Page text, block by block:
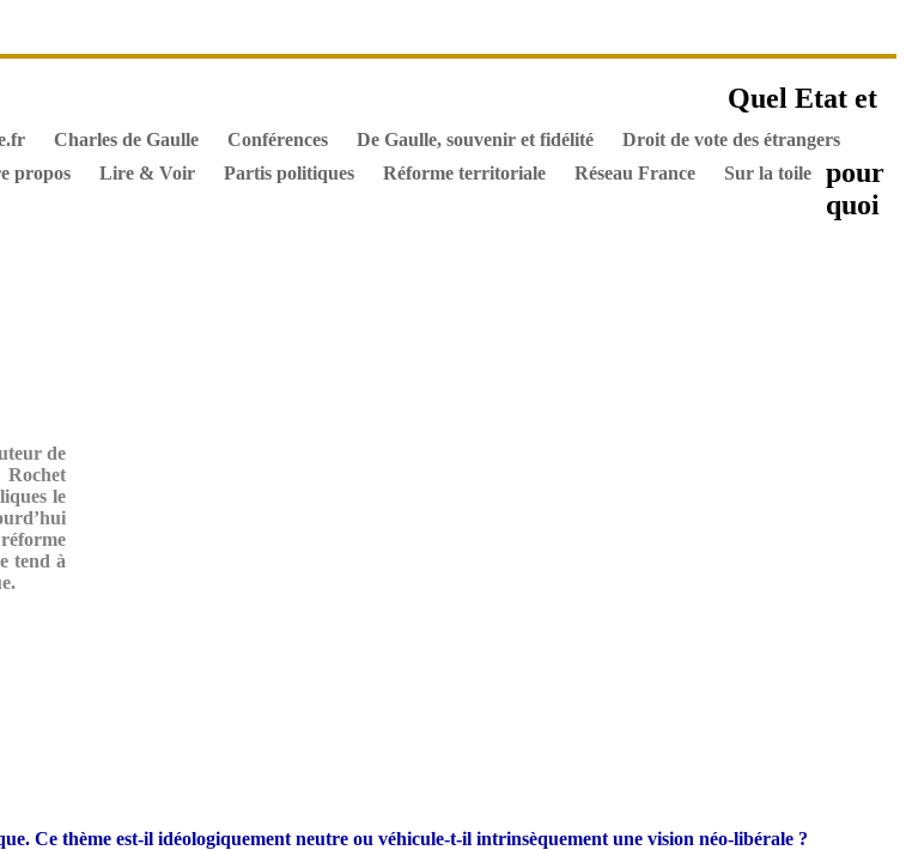
Charles de Gaulle Conférences De Gaulle, souvenir et fidélité
Droit de vote des étrangers
propos Lire & Voir Partis politiques Réforme territoriale Réseau France Sur la toile
Quel Etat et
pour
quoi
de
Rochet
le
tend à
Ce thème est-il idéologiquement neutre ou véhicule-t-il intrinsèquement une vision néo-libérale ?